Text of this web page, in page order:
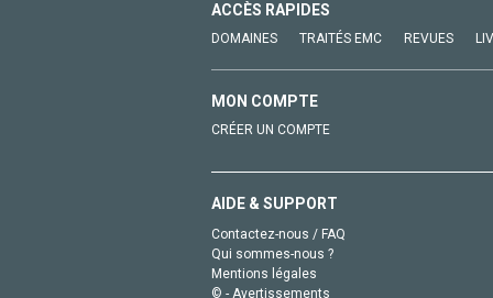
ACCÈS RAPIDES
DOMAINES TRAITÉS EMC REVUES
MON COMPTE
CRÉER UN COMPTE
AIDE & SUPPORT
Contactez-nous / FAQ
Qui sommes-nous ?
Mentions légales
© - Avertissements